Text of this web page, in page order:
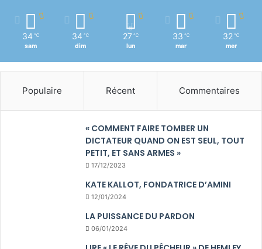
34 ℃
sam
34 ℃
dim
27 ℃
lun
33 ℃
mar
32 ℃
mer
Populaire Récent Commentaires
« COMMENT FAIRE TOMBER UN
DICTATEUR QUAND ON EST SEUL, TOUT
PETIT, ET SANS ARMES »
17/12/2023
KATE KALLOT, FONDATRICE D’AMINI
12/01/2024
LA PUISSANCE DU PARDON
06/01/2024